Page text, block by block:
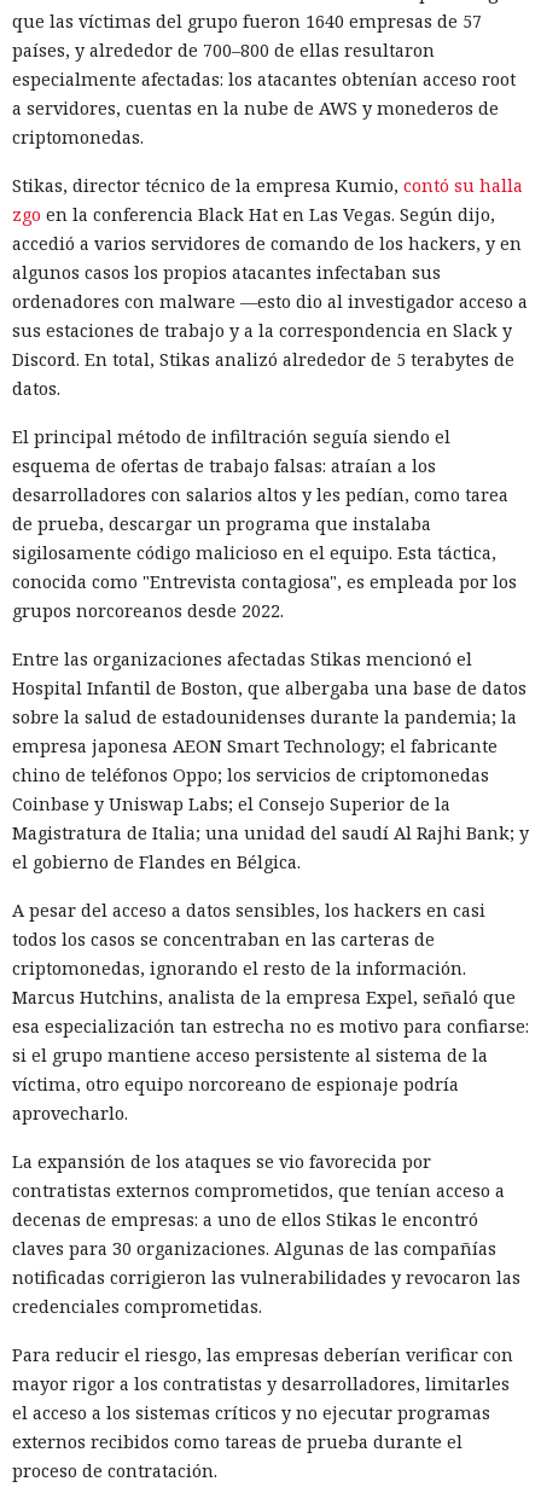
que las víctimas del grupo fueron 1640 empresas de 57
países, y alrededor de 700–800 de ellas resultaron
especialmente afectadas: los atacantes obtenían acceso root
a servidores, cuentas en la nube de AWS y monederos de
criptomonedas.
Stikas, director técnico de la empresa Kumio, contó su halla
zgo en la conferencia Black Hat en Las Vegas. Según dijo,
accedió a varios servidores de comando de los hackers, y en
algunos casos los propios atacantes infectaban sus
ordenadores con malware —esto dio al investigador acceso a
sus estaciones de trabajo y a la correspondencia en Slack y
Discord. En total, Stikas analizó alrededor de 5 terabytes de
datos.
El principal método de infiltración seguía siendo el
esquema de ofertas de trabajo falsas: atraían a los
desarrolladores con salarios altos y les pedían, como tarea
de prueba, descargar un programa que instalaba
sigilosamente código malicioso en el equipo. Esta táctica,
conocida como "Entrevista contagiosa", es empleada por los
grupos norcoreanos desde 2022.
Entre las organizaciones afectadas Stikas mencionó el
Hospital Infantil de Boston, que albergaba una base de datos
sobre la salud de estadounidenses durante la pandemia; la
empresa japonesa AEON Smart Technology; el fabricante
chino de teléfonos Oppo; los servicios de criptomonedas
Coinbase y Uniswap Labs; el Consejo Superior de la
Magistratura de Italia; una unidad del saudí Al Rajhi Bank; y
el gobierno de Flandes en Bélgica.
A pesar del acceso a datos sensibles, los hackers en casi
todos los casos se concentraban en las carteras de
criptomonedas, ignorando el resto de la información.
Marcus Hutchins, analista de la empresa Expel, señaló que
esa especialización tan estrecha no es motivo para confiarse:
si el grupo mantiene acceso persistente al sistema de la
víctima, otro equipo norcoreano de espionaje podría
aprovecharlo.
La expansión de los ataques se vio favorecida por
contratistas externos comprometidos, que tenían acceso a
decenas de empresas: a uno de ellos Stikas le encontró
claves para 30 organizaciones. Algunas de las compañías
notificadas corrigieron las vulnerabilidades y revocaron las
credenciales comprometidas.
Para reducir el riesgo, las empresas deberían verificar con
mayor rigor a los contratistas y desarrolladores, limitarles
el acceso a los sistemas críticos y no ejecutar programas
externos recibidos como tareas de prueba durante el
proceso de contratación.